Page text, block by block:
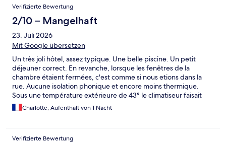
Verifizierte Bewertung
2/10 – Mangelhaft
23. Juli 2026
Mit Google übersetzen
Un très joli hôtel, assez typique. Une belle piscine. Un petit
déjeuner correct. En revanche, lorsque les fenêtres de la
chambre étaient fermées, c'est comme si nous etions dans la
rue. Aucune isolation phonique et encore moins thermique.
Sous une température extérieure de 43° le climatiseur faisait
office de petit ventilateur qui tournait en discontinu et ne servait
strictement à rien. Nous n'avons pas dormi de la nuit, il faisait
pour tenter de se rafraîchir, il faisait au moins 30°.
Charlotte, Aufenthalt von 1 Nacht
Verifizierte Bewertung